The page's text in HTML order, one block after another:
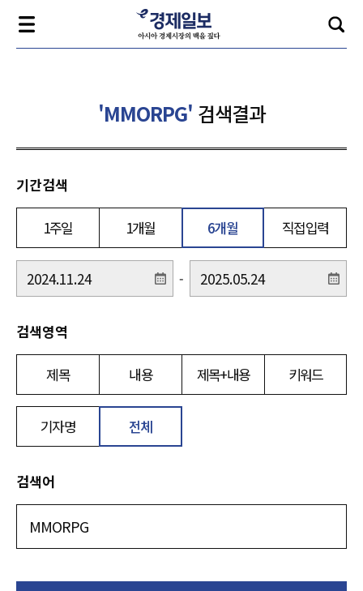
'MMORPG' 검색결과
기간검색
1주일 1개월 6개월 직접입력
-
검색영역
제목 내용 제목+내용 키워드
기자명 전체
검색어